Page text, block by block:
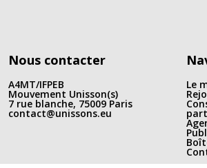
Nous contacter
A4MT/IFPEB
Mouvement Unisson(s)
7 rue blanche, 75009 Paris
contact@unissons.eu
Le